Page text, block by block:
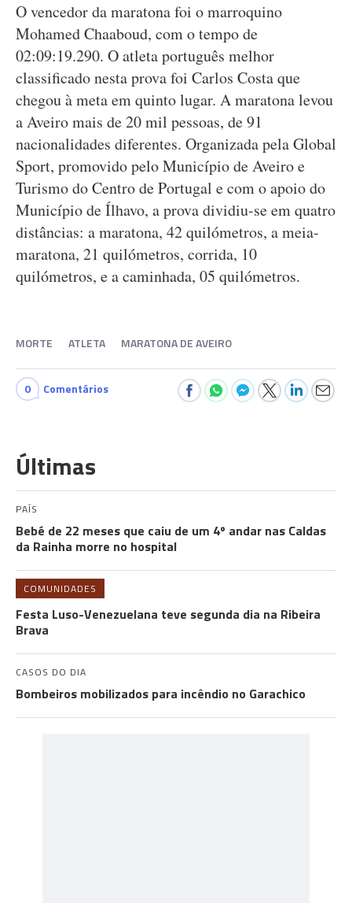
O vencedor da maratona foi o marroquino
Mohamed Chaaboud, com o tempo de
02:09:19.290. O atleta português melhor
classificado nesta prova foi Carlos Costa que
chegou à meta em quinto lugar. A maratona levou
a Aveiro mais de 20 mil pessoas, de 91
nacionalidades diferentes. Organizada pela Global
Sport, promovido pelo Município de Aveiro e
Turismo do Centro de Portugal e com o apoio do
Município de Ílhavo, a prova dividiu-se em quatro
distâncias: a maratona, 42 quilómetros, a meia-
maratona, 21 quilómetros, corrida, 10
quilómetros, e a caminhada, 05 quilómetros.
MORTE ATLETA MARATONA DE AVEIRO
0 Comentários
Últimas
PAÍS
Bebé de 22 meses que caiu de um 4º andar nas Caldas
da Rainha morre no hospital
COMUNIDADES
Festa Luso-Venezuelana teve segunda dia na Ribeira
Brava
CASOS DO DIA
Bombeiros mobilizados para incêndio no Garachico